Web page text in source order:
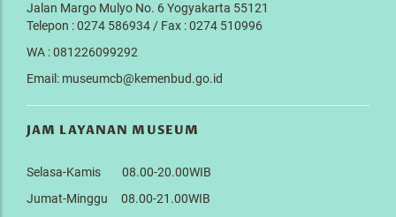
Jalan Margo Mulyo No. 6 Yogyakarta 55121
Telepon : 0274 586934 / Fax : 0274 510996
WA : 081226099292
Email: museumcb@kemenbud.go.id
JAM LAYANAN MUSEUM
Selasa-Kamis 08.00-20.00WIB
Jumat-Minggu 08.00-21.00WIB